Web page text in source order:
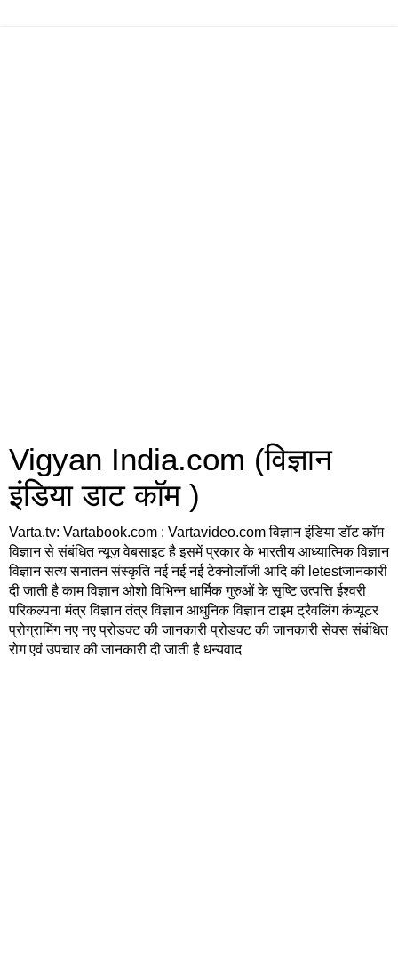
Vigyan India.com (विज्ञान
इंडिया डाट कॉम )
Varta.tv: Vartabook.com : Vartavideo.com विज्ञान इंडिया डॉट कॉम
विज्ञान से संबंधित न्यूज़ वेबसाइट है इसमें प्रकार के भारतीय आध्यात्मिक विज्ञान
विज्ञान सत्य सनातन संस्कृति नई नई नई टेक्नोलॉजी आदि की letestजानकारी
दी जाती है काम विज्ञान ओशो विभिन्न धार्मिक गुरुओं के सृष्टि उत्पत्ति ईश्वरी
परिकल्पना मंत्र विज्ञान तंत्र विज्ञान आधुनिक विज्ञान टाइम ट्रैवलिंग कंप्यूटर
प्रोग्रामिंग नए नए प्रोडक्ट की जानकारी प्रोडक्ट की जानकारी सेक्स संबंधित
रोग एवं उपचार की जानकारी दी जाती है धन्यवाद